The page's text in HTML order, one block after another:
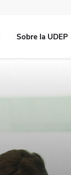
Sobre la UDEP